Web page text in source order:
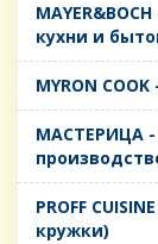
кухни и
MYRON
MАСТЕРИЦА
PROFF
кружки)